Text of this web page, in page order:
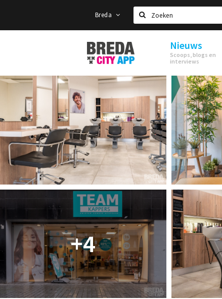
Breda
Zoeken
Stappen
&
Shoppen
Breda
Nieuws
Scoops, blogs en
interviews
+4